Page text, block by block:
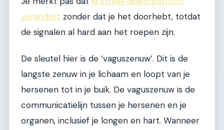
verandert zonder dat je het doorhebt, totdat
de signalen al hard aan het roepen zijn.
De sleutel hier is de ‘vaguszenuw’. Dit is de
langste zenuw in je lichaam en loopt van je
hersenen tot in je buik. De vaguszenuw is de
communicatielijn tussen je hersenen en je
organen, inclusief je longen en hart. Wanneer